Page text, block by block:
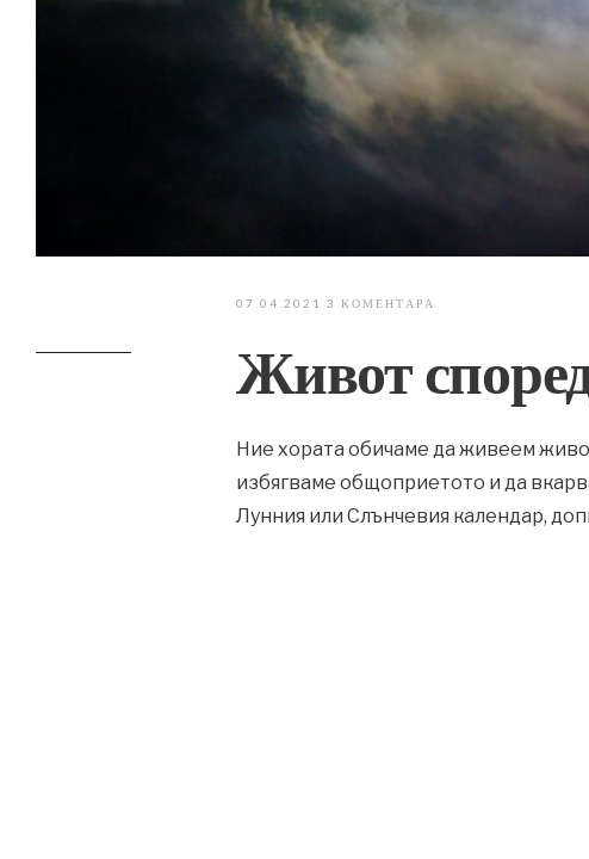
07.04.2021 3 КОМЕНТАРА
Живот
Ние хората обичаме да живеем
избягваме общоприетото и да
Лунния или Слънчевия календар,